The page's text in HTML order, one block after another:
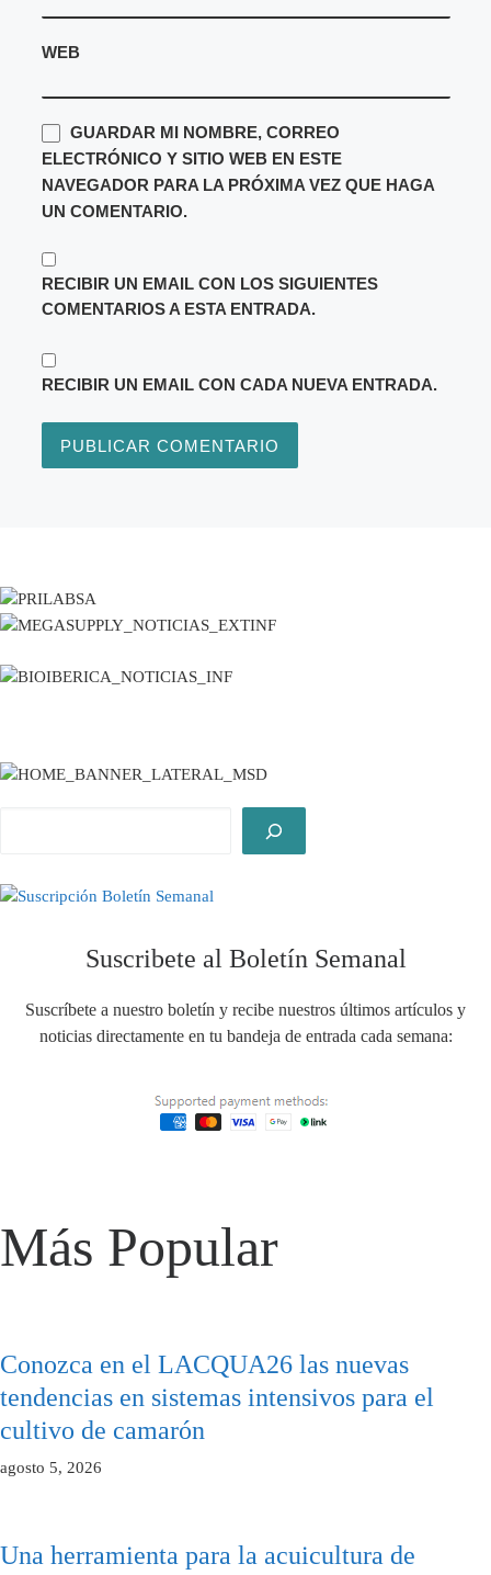
WEB
GUARDAR MI NOMBRE, CORREO
ELECTRÓNICO Y SITIO WEB EN ESTE
NAVEGADOR PARA LA PRÓXIMA VEZ QUE HAGA
UN COMENTARIO.
RECIBIR UN EMAIL CON LOS SIGUIENTES
COMENTARIOS A ESTA ENTRADA.
RECIBIR UN EMAIL CON CADA NUEVA ENTRADA.
Suscribete al Boletín Semanal
Suscríbete a nuestro boletín y recibe nuestros últimos artículos y
noticias directamente en tu bandeja de entrada cada semana:
Más Popular
Conozca en el LACQUA26 las nuevas
tendencias en sistemas intensivos para el
cultivo de camarón
agosto 5, 2026
Una herramienta para la acuicultura de